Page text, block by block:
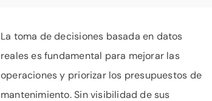
La toma de decisiones basada en datos
reales es fundamental para mejorar las
operaciones y priorizar los presupuestos de
mantenimiento. Sin visibilidad de sus